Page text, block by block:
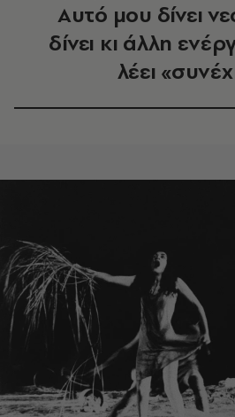
Αυτό μου δίνει
δίνει κι άλλη
λέει